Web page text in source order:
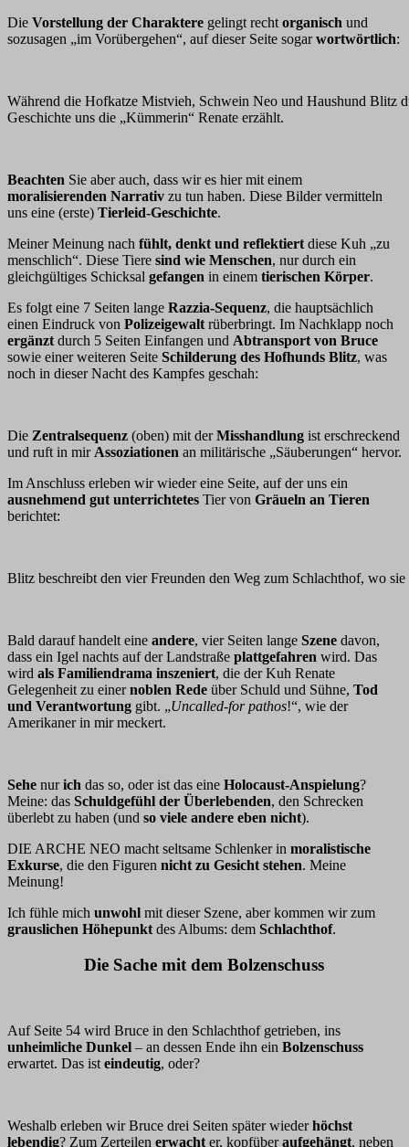
Die Vorstellung der Charaktere gelingt recht organisch und
sozusagen „im Vorübergehen“, auf dieser Seite sogarwortwörtlich:
Während die Hofkatze Mistvieh, Schwein Neo und Haushund Blitz
Geschichte uns die „Kümmerin“ Renate erzählt.
Beachten Sie aber auch, dass wir es hier mit einem
moralisierenden Narrativ zu tun haben. Diese Bilder vermitteln
uns eine (erste) Tierleid-Geschichte.
Meiner Meinung nach fühlt, denkt und reflektiert diese Kuh „zu
menschlich“. Diese Tiere sind wie Menschen, nur durch ein
gleichgültiges Schicksal gefangen in einem tierischen Körper.
Es folgt eine 7 Seiten lange Razzia-Sequenz, die hauptsächlich
einen Eindruck von Polizeigewalt rüberbringt. Im Nachklapp noch
ergänzt durch 5 Seiten Einfangen und Abtransport von Bruce
sowie einer weiteren Seite Schilderung des Hofhunds Blitz, was
noch in dieser Nacht des Kampfes geschah:
Die Zentralsequenz (oben) mit derMisshandlung ist erschreckend
und ruft in mir Assoziationen an militärische „Säuberungen“ hervor.
Im Anschluss erleben wir wieder eine Seite, auf der uns ein
ausnehmend gut unterrichtetes Tier von Gräueln an Tieren
berichtet:
Blitz beschreibt den vier Freunden den Weg zum Schlachthof, wo
Bald darauf handelt eine andere, vier Seiten lange Szene davon,
dass ein Igel nachts auf der Landstraße plattgefahren wird. Das
wird als Familiendrama inszeniert, die der Kuh Renate
Gelegenheit zu einernoblen Rede über Schuld und Sühne, Tod
und Verantwortung gibt. „Uncalled-for pathos!“, wie der
Amerikaner in mir meckert.
Sehe nurich das so, oder ist das eine Holocaust-Anspielung?
Meine: das Schuldgefühl der Überlebenden, den Schrecken
überlebt zu haben (und so viele andere eben nicht).
DIE ARCHE NEO macht seltsame Schlenker in moralistische
Exkurse, die den Figuren nicht zu Gesicht stehen. Meine
Meinung!
Ich fühle mich unwohl mit dieser Szene, aber kommen wir zum
grauslichen Höhepunkt des Albums: dem Schlachthof.
Die Sache mit dem Bolzenschuss
Auf Seite 54 wird Bruce in den Schlachthof getrieben, ins
unheimliche Dunkel – an dessen Ende ihn ein Bolzenschuss
erwartet. Das ist eindeutig, oder?
Weshalb erleben wir Bruce drei Seiten später wiederhöchst
lebendig? Zum Zerteilen erwacht er, kopfüberaufgehängt, neben